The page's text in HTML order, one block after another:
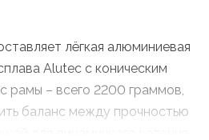
лёгкая алюминиевая
Alutec с коническим
рамы – всего 2200 граммов,
баланс между прочностью